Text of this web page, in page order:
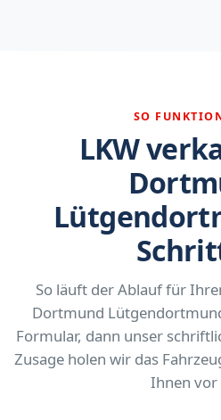
SO
LKW
So läuft der Ablauf für
Dortmund
Formular, dann unser
Zusage holen wir das
Ihnen vor